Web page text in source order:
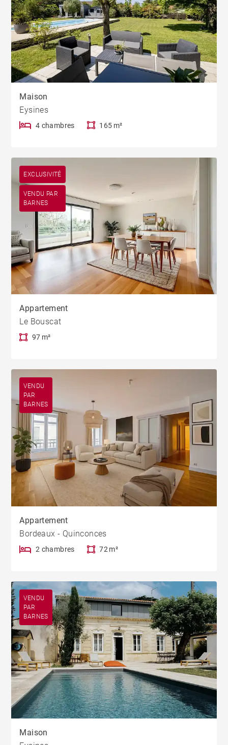
Maison
Eysines
4 chambres 165 m²
EXCLUSIVITÉ
VENDU PAR
BARNES
Appartement
Le Bouscat
97 m²
VENDU
PAR
BARNES
Appartement
Bordeaux - Quinconces
2 chambres 72 m²
VENDU
PAR
BARNES
Maison